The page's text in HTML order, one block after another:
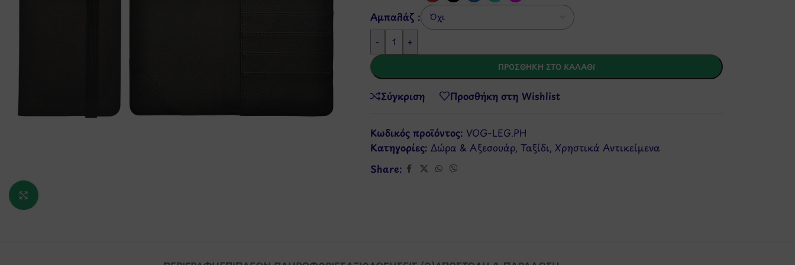
Αμπαλάζ :
-
+
ΠΡΟΣΘΉΚΗ ΣΤΟ ΚΑΛΆΘΙ
Σύγκριση Προσθήκη στη Wishlist
Κωδικός προϊόντος: VOG-LEG.PH
Κατηγορίες: Δώρα & Αξεσουάρ, Ταξίδι, Χρηστικά Αντικείμενα
Share: